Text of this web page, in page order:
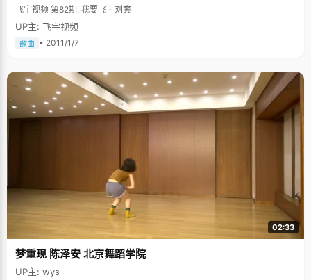
飞宇视频 第82期, 我要飞 - 刘爽
UP主: 飞宇视频
歌曲 • 2011/1/7
02:33
梦重现 陈泽安 北京舞蹈学院
UP主: wys